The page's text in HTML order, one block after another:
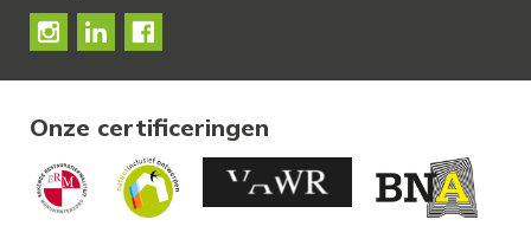
Onze certificeringen